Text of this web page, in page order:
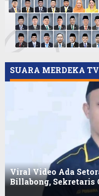
SUARA MERDEKA TV
Viral Video Ada
Billabong, Sekretaris